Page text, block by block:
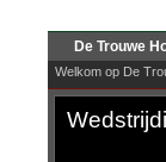
De Trouwe
Welkom op De